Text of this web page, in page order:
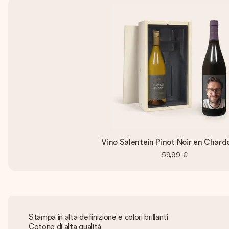
Vino Salentein Pinot Noir en
59,99 €
Stampa in alta definizione e colori brillanti
Cotone di alta qualità